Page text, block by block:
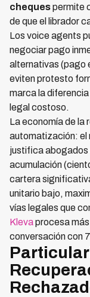
chequespermite
de que el librador
Los voice agents
negociar pago
alternativas (pago
eviten protesto
marca la
legal costoso.
La economía de la
automatización: el
justifica abogados
acumulación
cartera
unitario bajo,
vías legales que
Klevaprocesa
conversación con